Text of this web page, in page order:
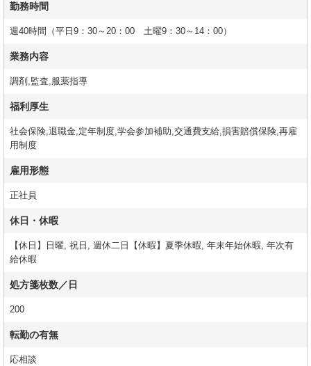
勤務時間
週40時間（平日9：30～20：00 土曜9：30～14：00）
業務内容
調剤,監査,服薬指導
福利厚生
社会保険,退職金,定年制度,学会参加補助,交通費支給,損害賠償保険,再雇
用制度
雇用形態
正社員
休日・休暇
【休日】日曜, 祝日, 週休二日【休暇】夏季休暇, 年末年始休暇, 年次有
給休暇
処方箋枚数／日
200
転勤の有無
応相談